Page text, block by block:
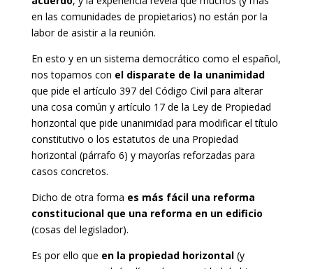
en las comunidades de propietarios) no están por la
labor de asistir a la reunión.
En esto y en un sistema democrático como el español,
nos topamos con el disparate de la unanimidad
que pide el artículo 397 del Código Civil para alterar
una cosa común y artículo 17 de la Ley de Propiedad
horizontal que pide unanimidad para modificar el título
constitutivo o los estatutos de una Propiedad
horizontal (párrafo 6) y mayorías reforzadas para
casos concretos.
Dicho de otra forma es más fácil una reforma
constitucional que una reforma en un edificio
(cosas del legislador).
Es por ello que en la propiedad horizontal(y